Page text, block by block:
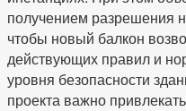
получением разрешения
чтобы новый балкон
действующих правил и
уровня безопасности
проекта важно